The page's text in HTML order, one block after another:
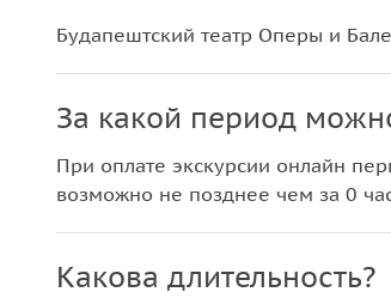
Будапештский театр Оперы и
За какой период
При оплате экскурсии онлайн
возможно не позднее чем за 0
Какова длительность?